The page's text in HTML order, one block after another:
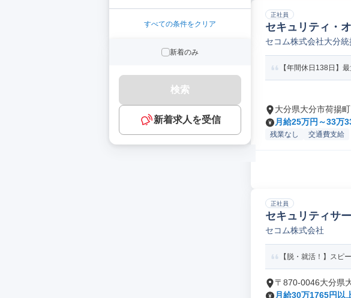
すべての条件をクリア
新着のみ
検索
新着求人を受信
正社員
セキュリティ・
セコム株式会社大分統
【年間休日138日】
大分県大分市荷揚町
月給25万円～33万
残業なし 交通費支給
正社員
セキュリティサ
セコム株式会社
【脱・就活！】ス
〒870-0046大分県
月給30万1765円以